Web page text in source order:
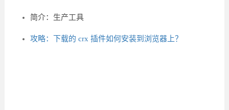
简介：生产工具
攻略：下载的 crx 插件如何安装到浏览器上？